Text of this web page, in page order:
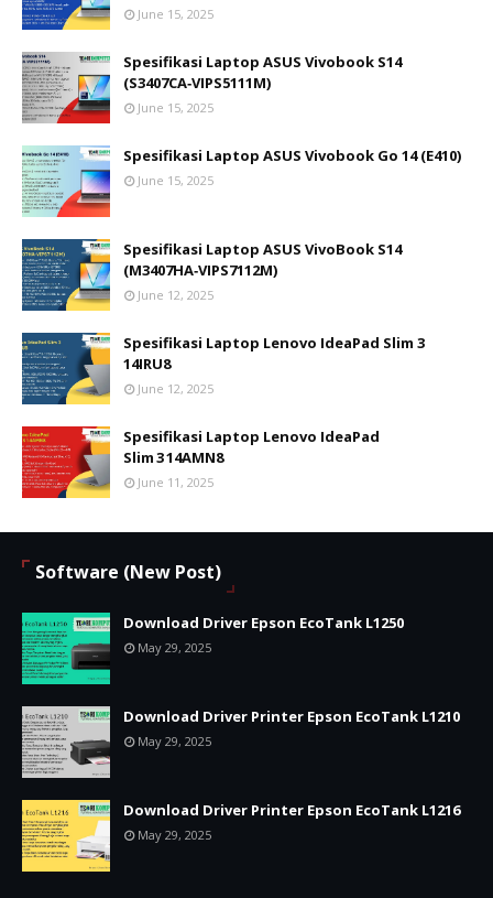
June 15, 2025
Spesifikasi Laptop ASUS Vivobook S14
(S3407CA‑VIPS5111M)
June 15, 2025
Spesifikasi Laptop ASUS Vivobook Go 14 (E410)
June 15, 2025
Spesifikasi Laptop ASUS VivoBook S14
(M3407HA‑VIPS7112M)
June 12, 2025
Spesifikasi Laptop Lenovo IdeaPad Slim 3
14IRU8
June 12, 2025
Spesifikasi Laptop Lenovo IdeaPad
Slim 3 14AMN8
June 11, 2025
Software (New Post)
Download Driver Epson EcoTank L1250
May 29, 2025
Download Driver Printer Epson EcoTank L1210
May 29, 2025
Download Driver Printer Epson EcoTank L1216
May 29, 2025